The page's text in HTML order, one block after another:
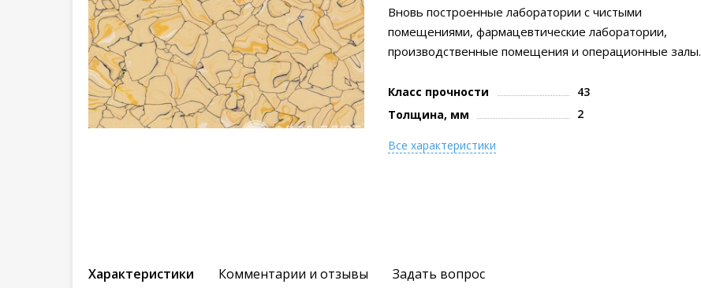
Вновь построенные лаборатории с чистыми
помещениями, фармацевтические лаборатории,
производственные помещения и операционные залы.
Класс прочности
43
Толщина, мм
2
Все характеристики
Характеристики Комментарии и отзывы Задать вопрос